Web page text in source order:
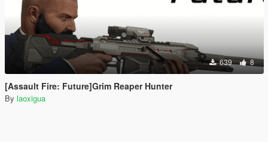
639 8
[Assault Fire: Future]Grim Reaper Hunter
By laoxigua